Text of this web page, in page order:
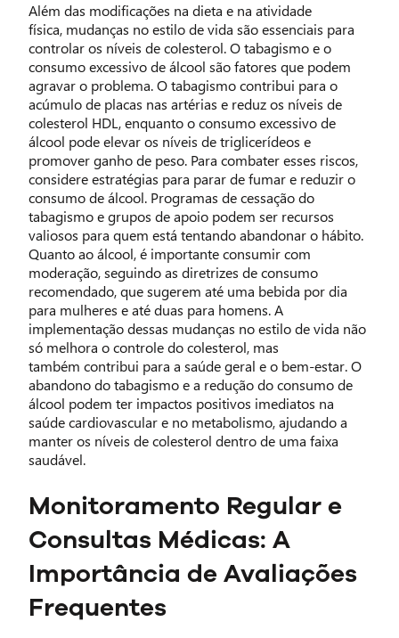
Além das modificações na dieta e na atividade
física, mudanças no estilo de vida são essenciais para
controlar os níveis de colesterol. O tabagismo e o
consumo excessivo de álcool são fatores que podem
agravar o problema. O tabagismo contribui para o
acúmulo de placas nas artérias e reduz os níveis de
colesterol HDL, enquanto o consumo excessivo de
álcool pode elevar os níveis de triglicerídeos e
promover ganho de peso. Para combater esses riscos,
considere estratégias para parar de fumar e reduzir o
consumo de álcool. Programas de cessação do
tabagismo e grupos de apoio podem ser recursos
valiosos para quem está tentando abandonar o hábito.
Quanto ao álcool, é importante consumir com
moderação, seguindo as diretrizes de consumo
recomendado, que sugerem até uma bebida por dia
para mulheres e até duas para homens. A
implementação dessas mudanças no estilo de vida não
só melhora o controle do colesterol, mas
também contribui para a saúde geral e o bem-estar. O
abandono do tabagismo e a redução do consumo de
álcool podem ter impactos positivos imediatos na
saúde cardiovascular e no metabolismo, ajudando a
manter os níveis de colesterol dentro de uma faixa
saudável.
Monitoramento Regular e
Consultas Médicas: A
Importância de Avaliações
Frequentes